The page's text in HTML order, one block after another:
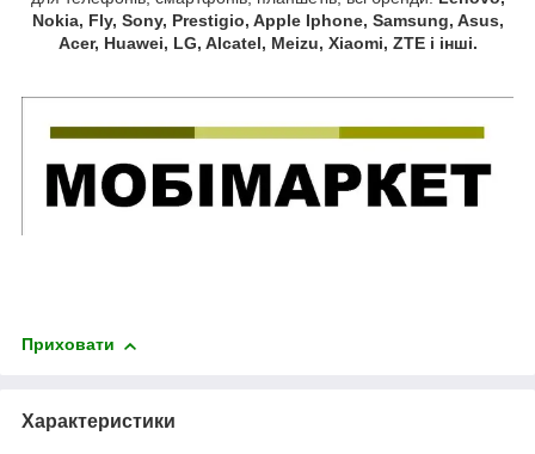
Nokia, Fly, Sony, Prestigio, Apple Iphone, Samsung, Asus,
Acer, Huawei, LG, Alcatel, Meizu, Xiaomi, ZTE і інші.
Приховати
Характеристики